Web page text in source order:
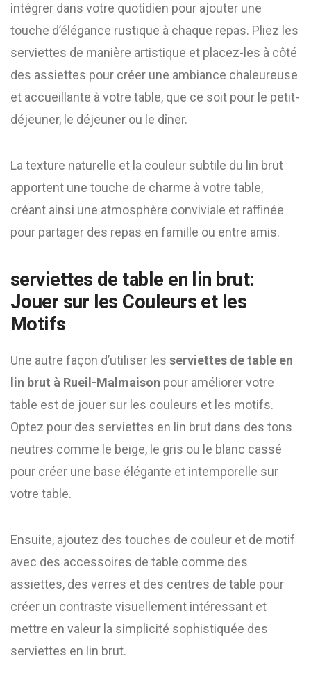
intégrer dans votre quotidien pour ajouter une
touche d’élégance rustique à chaque repas. Pliez les
serviettes de manière artistique et placez-les à côté
des assiettes pour créer une ambiance chaleureuse
et accueillante à votre table, que ce soit pour le petit-
déjeuner, le déjeuner ou le dîner.
La texture naturelle et la couleur subtile du lin brut
apportent une touche de charme à votre table,
créant ainsi une atmosphère conviviale et raffinée
pour partager des repas en famille ou entre amis.
serviettes de table en lin brut:
Jouer sur les Couleurs et les
Motifs
Une autre façon d’utiliser les serviettes de table en
lin brut à Rueil-Malmaison pour améliorer votre
table est de jouer sur les couleurs et les motifs.
Optez pour des serviettes en lin brut dans des tons
neutres comme le beige, le gris ou le blanc cassé
pour créer une base élégante et intemporelle sur
votre table.
Ensuite, ajoutez des touches de couleur et de motif
avec des accessoires de table comme des
assiettes, des verres et des centres de table pour
créer un contraste visuellement intéressant et
mettre en valeur la simplicité sophistiquée des
serviettes en lin brut.